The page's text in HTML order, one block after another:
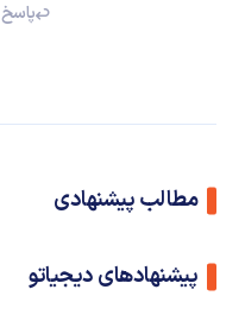
پاسخ
مطالب پیشنهادی
پیشنهادهای دیجیاتو